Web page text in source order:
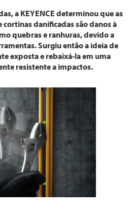
a KEYENCE determinou que as
cortinas danificadas são danos à
quebras e ranhuras, devido a
Surgiu então a ideia de
exposta e rebaixá-la em uma
resistente a impactos.